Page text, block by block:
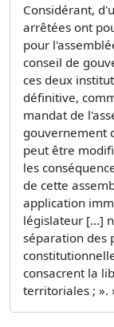
Considérant,
arrêtées ont
pour
conseil de
ces deux
définitive,
mandat de
gouvernement
peut être
les
de cette
application
législateur [...]
séparation des
consacrent la
territoriales ; ».